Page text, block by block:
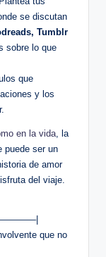
se discutan⁢
Tumblr
sobre lo que
que
y los
en la vida, la
puede⁣ ser un
de amor‌
del viaje.
que⁤ no